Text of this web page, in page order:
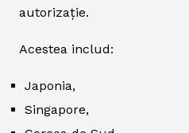
autorizație.
Acestea includ:
Japonia,
Singapore,